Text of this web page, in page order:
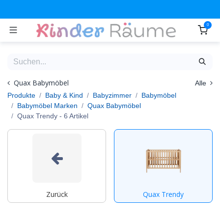
0
Quax Babymöbel
Alle
Produkte
Baby & Kind Babyzimmer
Babymöbel
Babymöbel Marken
Quax Babymöbel
Quax Trendy - 6 Artikel
Zurück Quax Trendy